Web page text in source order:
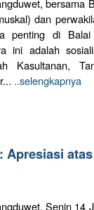
dan
penting di Balai
ini adalah
Kasultanan,
..selengkapnya
Senin 14